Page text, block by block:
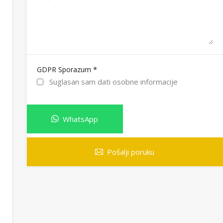
GDPR Sporazum *
Suglasan sam dati osobne informacije
WhatsApp
Pošalji poruku